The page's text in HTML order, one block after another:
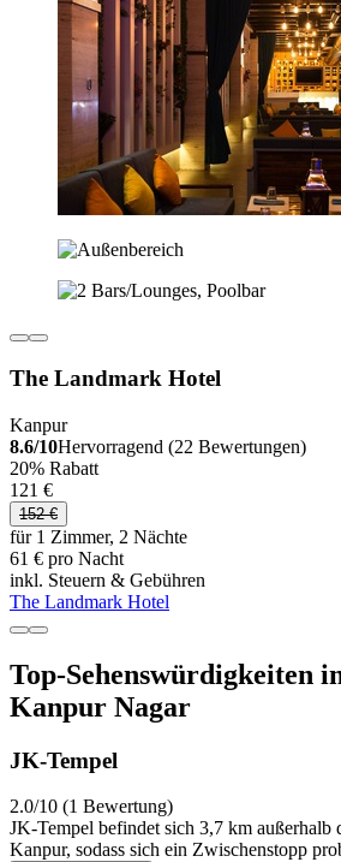
The Landmark Hotel
Kanpur
8.6/10Hervorragend (22 Bewertungen)
20% Rabatt
121 €
152 €
für 1 Zimmer, 2 Nächte
61 € pro Nacht
inkl. Steuern & Gebühren
The Landmark Hotel
Top-Sehenswürdigkeiten
Kanpur Nagar
JK-Tempel
2.0/10 (1 Bewertung)
JK-Tempel befindet sich 3,7 km außerhalb
Kanpur, sodass sich ein Zwischenstopp